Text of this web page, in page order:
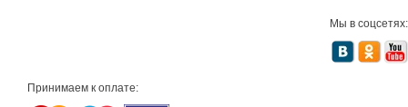
и
к
Мы в соцсетях:
Принимаем к оплате: